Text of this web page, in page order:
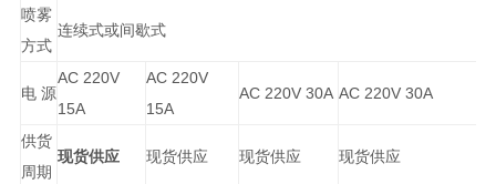
喷雾
方式
连续式或间歇式
电 源
AC 220V
15A
AC 220V
15A
AC 220V 30A AC 220V 30A
供货
周期
现货供应 现货供应 现货供应 现货供应